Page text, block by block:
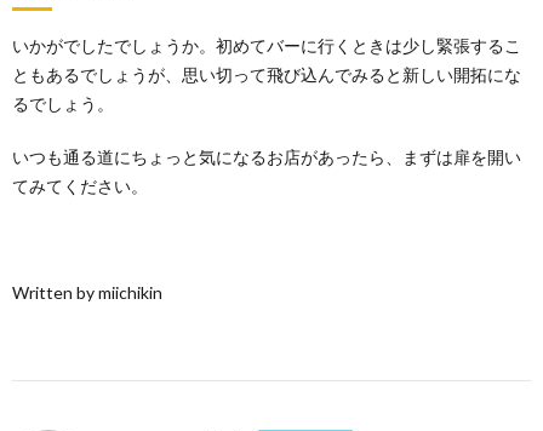
いかがでしたでしょうか。初めてバーに行くときは少し緊張するこ
ともあるでしょうが、思い切って飛び込んでみると新しい開拓にな
るでしょう。
いつも通る道にちょっと気になるお店があったら、まずは扉を開い
てみてください。
Written by miichikin